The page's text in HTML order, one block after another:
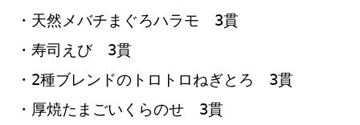
・天然メバチまぐろハラモ 3貫
・寿司えび 3貫
・2種ブレンドのトロトロねぎとろ 3貫
・厚焼たまごいくらのせ 3貫